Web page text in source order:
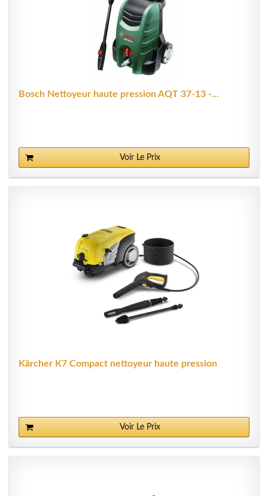
Bosch Nettoyeur haute pression AQT 37-13 -...
Voir Le Prix
Kärcher K7 Compact nettoyeur haute pression
Voir Le Prix